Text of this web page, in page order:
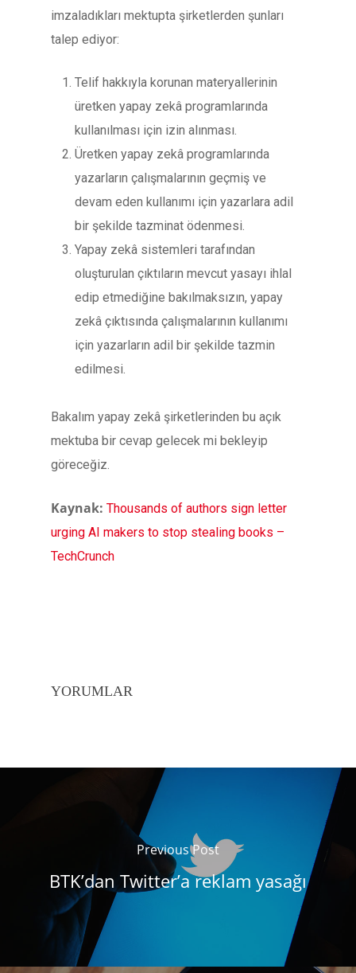
imzaladıkları mektupta şirketlerden şunları
talep ediyor:
Telif hakkıyla korunan materyallerinin
üretken yapay zekâ programlarında
kullanılması için izin alınması.
Üretken yapay zekâ programlarında
yazarların çalışmalarının geçmiş ve
devam eden kullanımı için yazarlara adil
bir şekilde tazminat ödenmesi.
Yapay zekâ sistemleri tarafından
oluşturulan çıktıların mevcut yasayı ihlal
edip etmediğine bakılmaksızın, yapay
zekâ çıktısında çalışmalarının kullanımı
için yazarların adil bir şekilde tazmin
edilmesi.
Bakalım yapay zekâ şirketlerinden bu açık
mektuba bir cevap gelecek mi bekleyip
göreceğiz.
Kaynak: Thousands of authors sign letter
urging AI makers to stop stealing books –
TechCrunch
YORUMLAR
Previous Post
BTK’dan Twitter’a reklam yasağı